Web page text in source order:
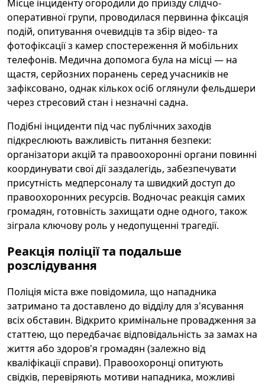
Місце інциденту огородили до приїзду слідчо-
оперативної групи, проводилася первинна фіксація
подій, опитування очевидців та збір відео- та
фотофіксації з камер спостереження й мобільних
телефонів. Медична допомога була на місці — на
щастя, серйозних поранень серед учасників не
зафіксовано, однак кількох осіб оглянули фельдшери
через стресовий стан і незначні садна.
Подібні інциденти під час публічних заходів
підкреслюють важливість питання безпеки:
організатори акцій та правоохоронні органи повинні
координувати свої дії заздалегідь, забезпечувати
присутність медперсоналу та швидкий доступ до
правоохоронних ресурсів. Водночас реакція самих
громадян, готовність захищати одне одного, також
зіграла ключову роль у недопущенні трагедії.
Реакція поліції та подальше
розслідування
Поліція міста вже повідомила, що нападника
затримано та доставлено до відділу для з'ясування
всіх обставин. Відкрито кримінальне провадження за
статтею, що передбачає відповідальність за замах на
життя або здоров'я громадян (залежно від
кваліфікації справи). Правоохоронці опитують
свідків, перевіряють мотиви нападника, можливі